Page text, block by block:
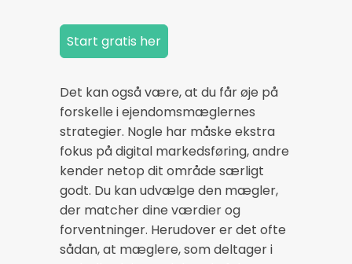
Det kan også være, at du får øje på
forskelle i ejendomsmæglernes
strategier. Nogle har måske ekstra
fokus på digital markedsføring, andre
kender netop dit område særligt
godt. Du kan udvælge den mægler,
der matcher dine værdier og
forventninger. Herudover er det ofte
sådan, at mæglere, som deltager i